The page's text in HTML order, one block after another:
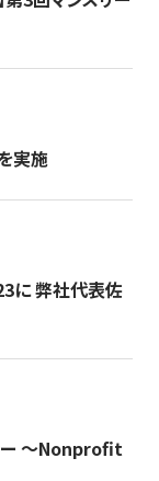
実施
に 弊社代表佐
ー 〜Nonprofit